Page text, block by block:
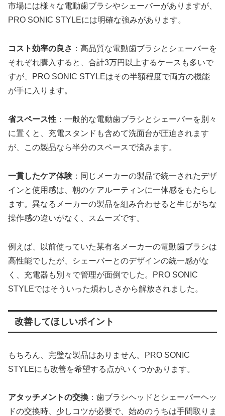
市場には様々な電動歯ブラシやシェーバーがありますが、
PRO SONIC STYLEには明確な強みがあります。
コスト効率の良さ ：高品質な電動歯ブラシとシェーバーを
それぞれ購入すると、合計3万円以上するケースも多いで
すが、PRO SONIC STYLEはその半額程度で両方の機能
が手に入ります。
省スペース性 ：一般的な電動歯ブラシとシェーバーを別々
に置くと、充電スタンドも含めて洗面台が圧迫されます
が、この製品なら半分のスペースで済みます。
一貫したケア体験 ：同じメーカーの製品で統一されたデザ
インと使用感は、朝のケアルーティンに一体感をもたらし
ます。異なるメーカーの製品を組み合わせると生じがちな
操作感の違いがなく、スムーズです。
例えば、以前使っていた某有名メーカーの電動歯ブラシは
高性能でしたが、シェーバーとのデザインの統一感がな
く、充電器も別々で管理が面倒でした。PRO SONIC
STYLEではそういった煩わしさから解放されました。
改善してほしいポイント
もちろん、完璧な製品はありません。PRO SONIC
STYLEにも改善を希望する点がいくつかあります。
アタッチメントの交換 ：歯ブラシヘッドとシェーバーヘッ
ドの交換時、少しコツが必要で、始めのうちは手間取りま